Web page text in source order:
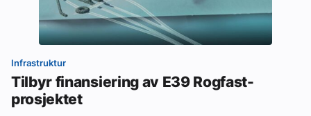
Infrastruktur
Tilbyr finansiering av E39 Rogfast-
prosjektet